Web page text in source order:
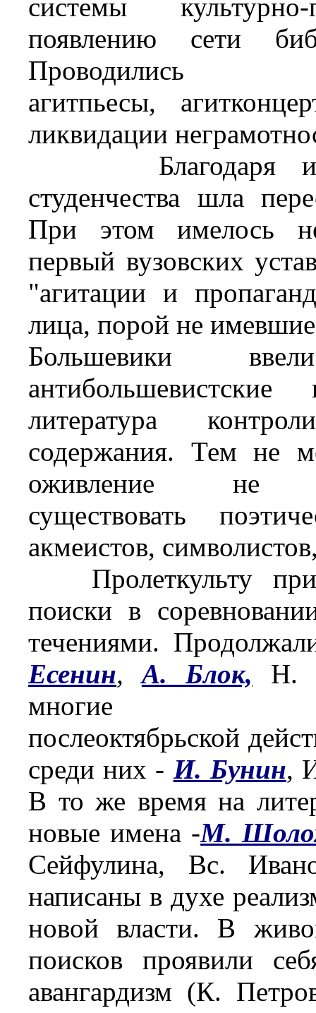
системы культурно-
появлению сети
Проводились
агитпьесы,
ликвидации
Благодаря
студенчества шла
При этом имелось
первый вузовских
"агитации и
лица, порой не
Большевики
литература
содержания. Тем не
оживление не
существовать
акмеистов,
Пролеткульту
поиски в
течениями.
Есенин,А. Блок, Н.
многие
послеоктябрьской
среди них - И. Бунин,
В то же время на
новые имена -М.
Сейфулина, Вс.
написаны в духе
новой власти. В
поисков проявили
авангардизм (К.